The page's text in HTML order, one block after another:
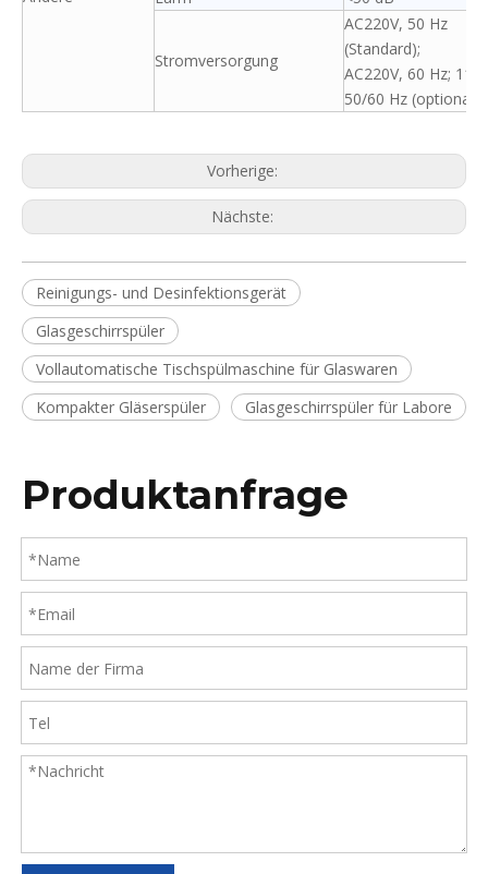
Stromversorgung
AC220V, 50 Hz
(Standard);
AC220V, 60 Hz; 110
50/60 Hz (optional)
Vorherige:
Nächste:
Reinigungs- und Desinfektionsgerät
Glasgeschirrspüler
Vollautomatische Tischspülmaschine für Glaswaren
Kompakter Gläserspüler
Glasgeschirrspüler für Labore
Produktanfrage